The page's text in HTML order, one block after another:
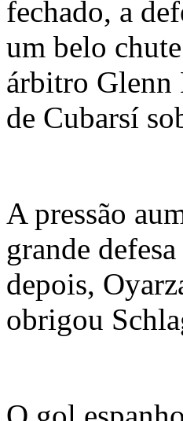
fechado, a
um belo
árbitro Glenn
de Cubarsí
A pressão
grande
depois,
obrigou